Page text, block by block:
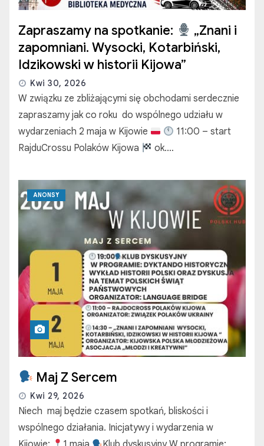
Zapraszamy na spotkanie:
„Znani i
zapomniani. Wysocki, Kotarbiński,
Idzikowski w historii Kijowa”
Kwi 30, 2026
W związku ze zbliżającymi się obchodami serdecznie
zapraszamy jak co roku do wspólnego udziału w
wydarzeniach 2 maja w Kijowie
11:00 – start
RajduCrossu Polaków Kijowa
ok.…
ANONSY
Maj Z Sercem
Kwi 29, 2026
Niech maj będzie czasem spotkań, bliskości i
wspólnego działania. Inicjatywy i wydarzenia w